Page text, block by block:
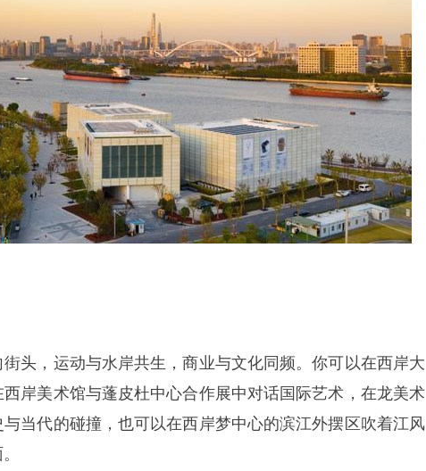
头，运动与水岸共生，商业与文化同频。你可以在西岸大
岸美术馆与蓬皮杜中心合作展中对话国际艺术，在龙美术
当代的碰撞，也可以在西岸梦中心的滨江外摆区吹着江风